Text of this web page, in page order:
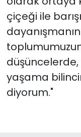
çiçeği ile
yaşama
diyorum."